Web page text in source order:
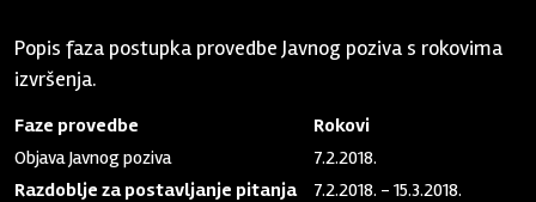
Popis faza postupka provedbe Javnog poziva s rokovima
izvršenja.
Faze provedbe
Rokovi
Objava Javnog poziva
7.2.2018.
Razdoblje za postavljanje pitanja
7.2.2018. - 15.3.2018.